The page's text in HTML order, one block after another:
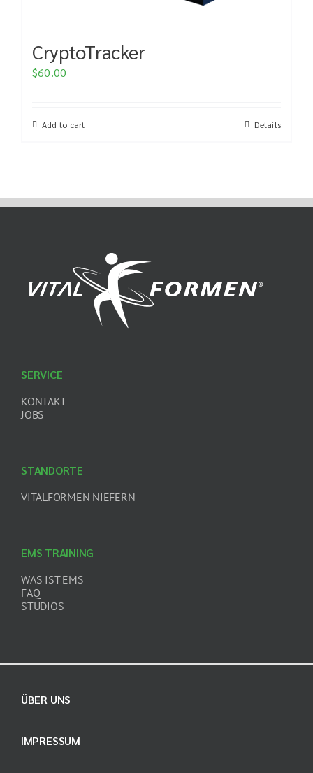
CryptoTracker
$60.00
Add to cart Details
EMS TRAINING
WAS IST EMS
FAQ
STUDIOS
SERVICE
KONTAKT
JOBS
STANDORTE
VITALFORMEN NIEFERN
ÜBER UNS
IMPRESSUM